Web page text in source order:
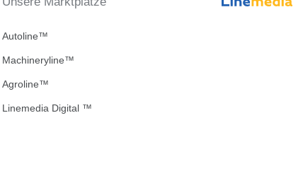
Autoline™
Machineryline™
Agroline™
Linemedia Digital ™